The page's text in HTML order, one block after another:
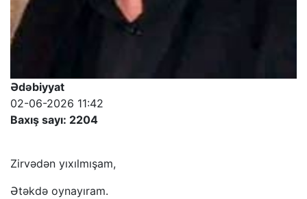
Ədəbiyyat
02-06-2026 11:42
Baxış sayı: 2204
Zirvədən yıxılmışam,
Ətəkdə oynayıram.